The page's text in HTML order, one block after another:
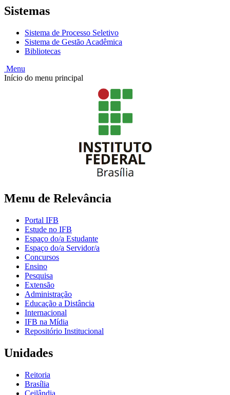
Sistemas
Sistema de Processo Seletivo
Sistema de Gestão Acadêmica
Bibliotecas
Menu
Início do menu principal
Menu de Relevância
Portal IFB
Estude no IFB
Espaço do/a Estudante
Espaço do/a Servidor/a
Concursos
Ensino
Pesquisa
Extensão
Administração
Educação a Distância
Internacional
IFB na Mídia
Repositório Institucional
Unidades
Reitoria
Brasília
Ceilândia